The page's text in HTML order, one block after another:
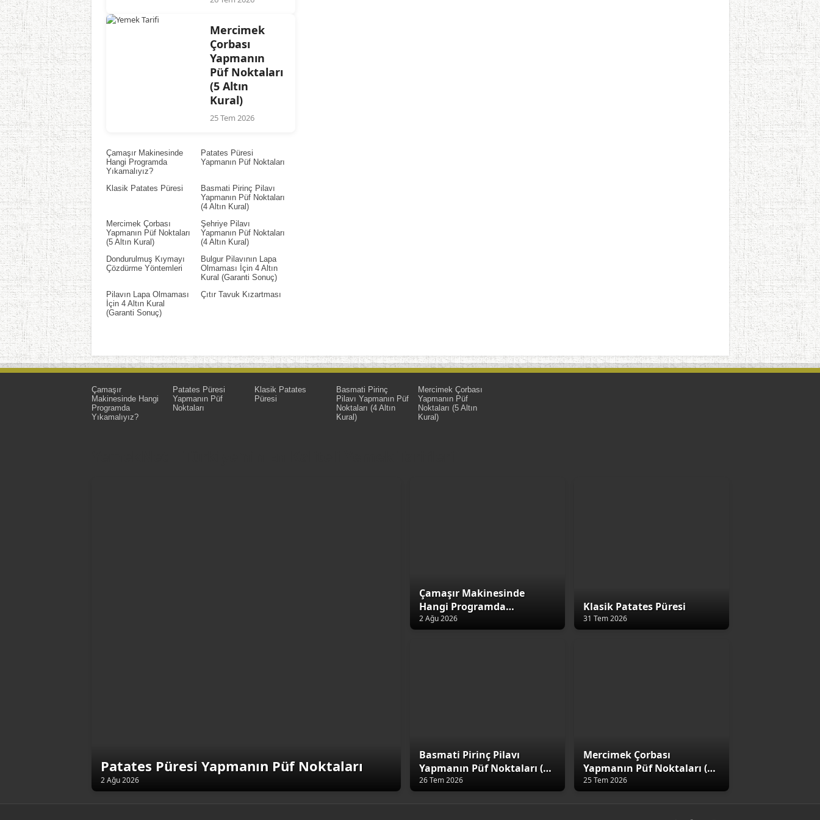
Mercimek
Çorbası
Yapmanın
Püf Noktaları
(5 Altın
Kural)
25 Tem 2026
Çamaşır Makinesinde
Hangi Programda
Yıkamalıyız?
Patates Püresi
Yapmanın Püf Noktaları
Klasik Patates Püresi
Basmati Pirinç Pilavı
Yapmanın Püf Noktaları
(4 Altın Kural)
Mercimek Çorbası
Yapmanın Püf Noktaları
(5 Altın Kural)
Şehriye Pilavı
Yapmanın Püf Noktaları
(4 Altın Kural)
Dondurulmuş Kıymayı
Çözdürme Yöntemleri
Bulgur Pilavının Lapa
Olmaması İçin 4 Altın
Kural (Garanti Sonuç)
Pilavın Lapa Olmaması
İçin 4 Altın Kural
(Garanti Sonuç)
Çıtır Tavuk Kızartması
Çamaşır
Makinesinde Hangi
Programda
Yıkamalıyız?
Patates Püresi
Yapmanın Püf
Noktaları
Klasik Patates
Püresi
Basmati Pirinç
Pilavı Yapmanın Püf
Noktaları (4 Altın
Kural)
Mercimek Çorbası
Yapmanın Püf
Noktaları (5 Altın
Kural)
Patates Püresi Yapmanın Püf Noktaları
2 Ağu 2026
Çamaşır Makinesinde
Hangi Programda
Yıkamalıyız?
2 Ağu 2026
Klasik Patates Püresi
31 Tem 2026
Basmati Pirinç Pilavı
Yapmanın Püf Noktaları (4
Altın Kural)
26 Tem 2026
Mercimek Çorbası
Yapmanın Püf Noktaları (5
Altın Kural)
25 Tem 2026